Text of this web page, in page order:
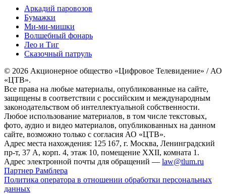
Аркадий паровозов
Бумажки
Ми-ми-мишки
Волшебный фонарь
Лео и Тиг
Сказочный патруль
© 2026 Акционерное общество «Цифровое Телевидение» / АО
«ЦТВ».
Все права на любые материалы, опубликованные на сайте,
защищены в соответствии с российским и международным
законодательством об интеллектуальной собственности.
Любое использование материалов, в том числе текстовых,
фото, аудио и видео материалов, опубликованных на данном
сайте, возможно только с согласия АО «ЦТВ».
Адрес места нахождения: 125 167, г. Москва, Ленинградский
пр-т, 37 А, корп. 4, этаж 10, помещение XXII, комната 1.
Адрес электронной почты для обращений — law@tlum.ru
Партнер Рамблера
Политика оператора в отношении обработки персональных
данных